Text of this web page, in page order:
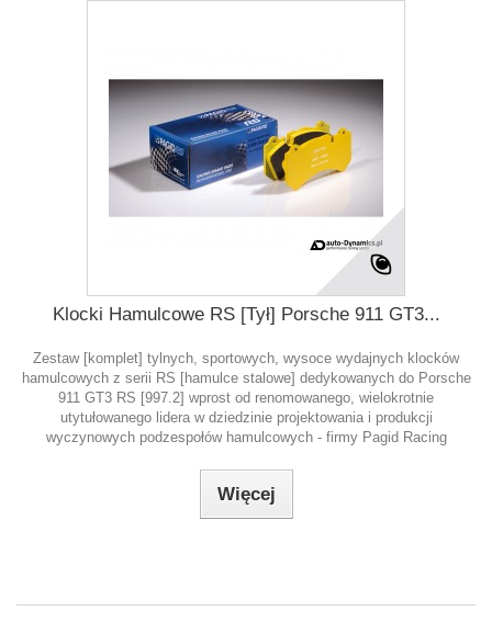
Klocki Hamulcowe RS [Tył] Porsche 911 GT3...
Zestaw [komplet] tylnych, sportowych, wysoce wydajnych klocków
hamulcowych z serii RS [hamulce stalowe] dedykowanych do Porsche
911 GT3 RS [997.2] wprost od renomowanego, wielokrotnie
utytułowanego lidera w dziedzinie projektowania i produkcji
wyczynowych podzespołów hamulcowych - firmy Pagid Racing
Więcej